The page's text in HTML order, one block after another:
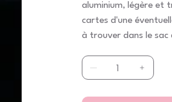
aluminium, légère et
cartes d'une
à trouver dans le
homme. † Pratique,
peut aisément
en PVC indéchirable